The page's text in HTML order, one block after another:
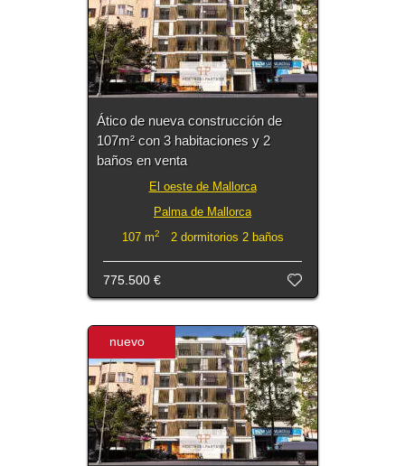
Ático de nueva construcción de
107m² con 3 habitaciones y 2
baños en venta
El oeste de Mallorca
Palma de Mallorca
107 m2 2 dormitorios 2 baños
775.500 €
nuevo